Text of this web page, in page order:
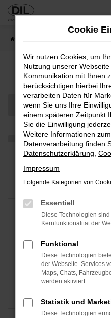
Zum
Hauptinhalt
Cookie
Wir nutzen Cookies, um
Nutzung unserer
Kommunikation mit Ihnen
berücksichtigen hierbei
verarbeiten Daten für
wenn Sie uns Ihre
einem späteren Zeitpunkt
Sie die Einwilligung
Weitere Informationen
Datenverarbeitung finden
Datenschutzerklärung
Impressum
Folgende Kategorien von
Essentiell
Diese Technologien
Kernfunktionalität der
Funktional
Diese Technologien
der Webseite. Services
Maps, Chats,
werden aktiviert.
Statistik und
Diese Technologien